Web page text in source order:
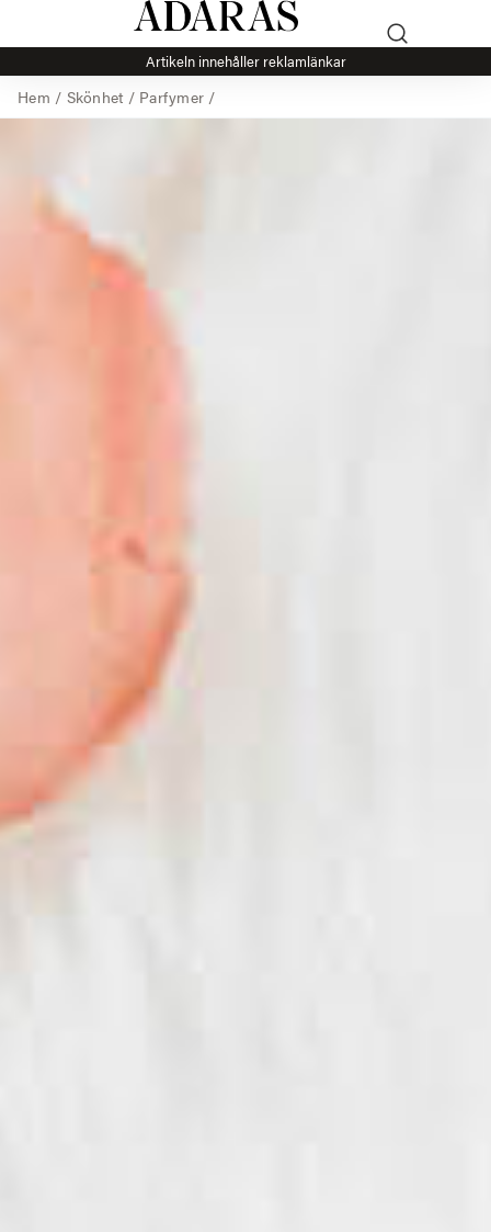
Artikeln innehåller reklamlänkar
Hem / Skönhet/ Parfymer /